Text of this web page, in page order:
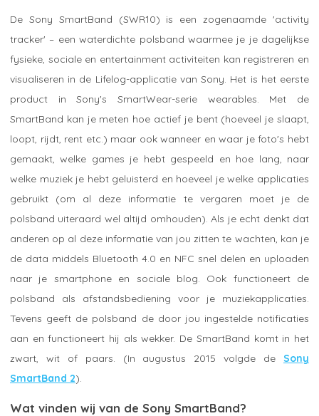
De Sony SmartBand (SWR10) is een zogenaamde 'activity
tracker' – een waterdichte polsband waarmee je je dagelijkse
fysieke, sociale en entertainment activiteiten kan registreren en
visualiseren in de Lifelog-applicatie van Sony. Het is het eerste
product in Sony's SmartWear-serie wearables. Met de
SmartBand kan je meten hoe actief je bent (hoeveel je slaapt,
loopt, rijdt, rent etc.) maar ook wanneer en waar je foto's hebt
gemaakt, welke games je hebt gespeeld en hoe lang, naar
welke muziek je hebt geluisterd en hoeveel je welke applicaties
gebruikt (om al deze informatie te vergaren moet je de
polsband uiteraard wel altijd omhouden). Als je echt denkt dat
anderen op al deze informatie van jou zitten te wachten, kan je
de data middels Bluetooth 4.0 en NFC snel delen en uploaden
naar je smartphone en sociale blog. Ook functioneert de
polsband als afstandsbediening voor je muziekapplicaties.
Tevens geeft de polsband de door jou ingestelde notificaties
aan en functioneert hij als wekker. De SmartBand komt in het
zwart, wit of paars. (In augustus 2015 volgde de Sony
SmartBand 2).
Wat vinden wij van de Sony SmartBand?